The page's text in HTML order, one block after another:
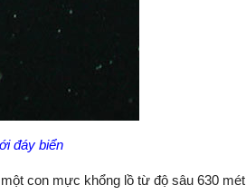
đáy biển
con mực khổng lồ từ độ sâu 630 mét